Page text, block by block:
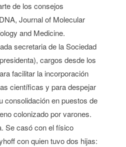
de los consejos
Journal of Molecular
and Medicine.
secretaria de la Sociedad
cargos desde los
facilitar la incorporación
científicas y para despejar
consolidación en puestos de
colonizado por varones.
Se casó con el físico
con quien tuvo dos hijas: